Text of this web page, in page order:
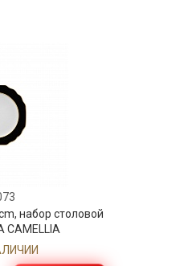
набор столовой
CAMELLIA